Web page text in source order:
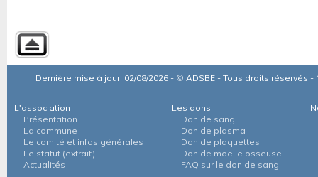
Dernière mise à jour: 02/08/2026 - © ADSBE - Tous droits réservés -
L'association
Présentation
La commune
Le comité et infos générales
Le statut (extrait)
Actualités
Les dons
Don de sang
Don de plasma
Don de plaquettes
Don de moelle osseuse
FAQ sur le don de sang